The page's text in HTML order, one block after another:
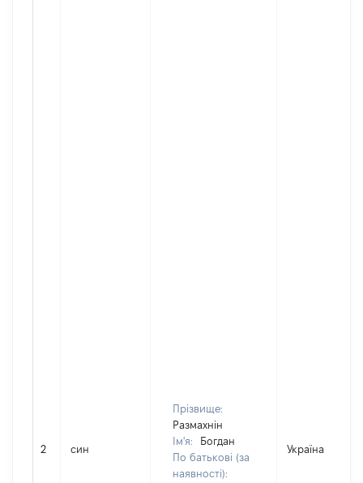
2 син
Прізвище:
Размахнін
Ім'я:
Богдан
По батькові (за
наявності):
Україна